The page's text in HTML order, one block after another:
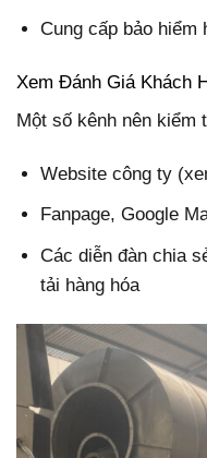
Cung cấp bảo hiểm
Xem Đánh Giá Khách
Một số kênh nên kiểm
Website công ty
Fanpage, Google
Các diễn đàn chia
tải hàng hóa